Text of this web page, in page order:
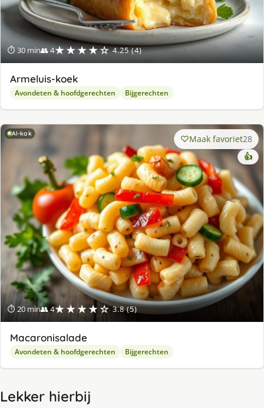
⏱ 30 min👥 4★★★★☆ 4.25 (4)
Armeluis-koek
Avondeten & hoofdgerechten Bijgerechten
AI-kok
⏱ 20 min👥 4★★★★☆ 3.8 (5)
Maak favoriet28
👍
Macaronisalade
Avondeten & hoofdgerechten Bijgerechten
Lekker hierbij